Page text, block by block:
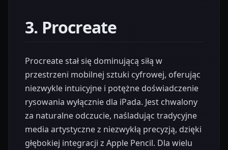
3. Procreate
Procreate stał się dominującą siłą w
przestrzeni mobilnej sztuki cyfrowej, oferując
niezwykle intuicyjne i potężne doświadczenie
rysowania wyłącznie dla iPada. Jest chwalony
za naturalne odczucie, naśladując tradycyjne
media artystyczne z niezwykłą precyzją, dzięki
głębokiej integracji z Apple Pencil. Dla wielu